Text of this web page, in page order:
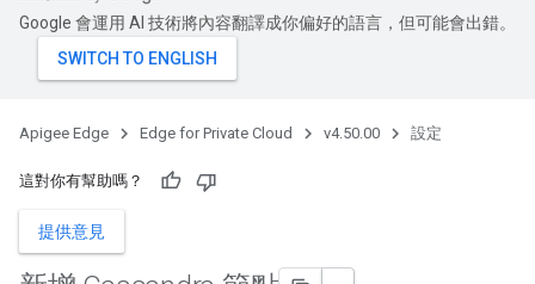
Google 會運用 AI 技術將內容翻譯成你偏好的語言，但可能會出錯。
Apigee Edge Edge for Private Cloud v4.50.00 設定
這對你有幫助嗎？
提供意見